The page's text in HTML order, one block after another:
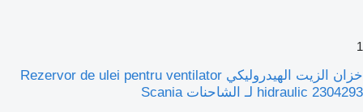
1
خزان الزيت الهيدروليكي Rezervor de ulei pentru ventilator
hidraulic 2304293 لـ الشاحنات Scania